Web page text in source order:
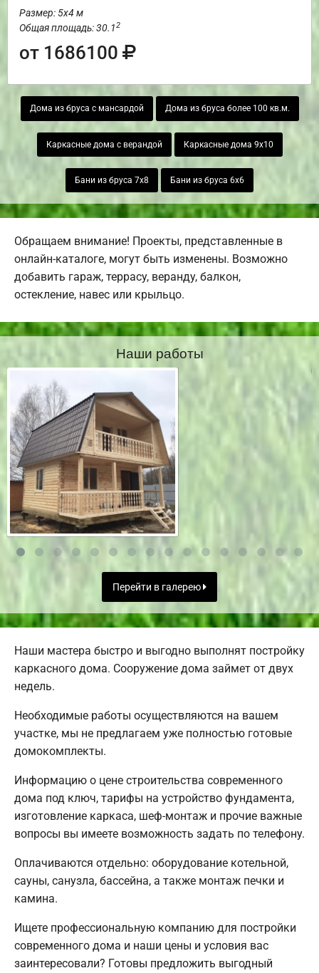
Размер: 5х4 м
Общая площадь: 30.12
от 1686100
Дома из бруса с мансардой Дома из бруса более 100 кв.м.
Каркасные дома с верандой Каркасные дома 9х10
Бани из бруса 7х8 Бани из бруса 6х6
Обращаем внимание! Проекты, представленные в
онлайн-каталоге, могут быть изменены. Возможно
добавить гараж, террасу, веранду, балкон,
остекление, навес или крыльцо.
Наши работы
Перейти в галерею
Наши мастера быстро и выгодно выполнят постройку
каркасного дома. Сооружение дома займет от двух
недель.
Необходимые работы осуществляются на вашем
участке, мы не предлагаем уже полностью готовые
домокомплекты.
Информацию о цене строительства современного
дома под ключ, тарифы на устройство фундамента,
изготовление каркаса, шеф-монтаж и прочие важные
вопросы вы имеете возможность задать по телефону.
Оплачиваются отдельно: оборудование котельной,
сауны, санузла, бассейна, а также монтаж печки и
камина.
Ищете профессиональную компанию для постройки
современного дома и наши цены и условия вас
заинтересовали? Готовы предложить выгодный